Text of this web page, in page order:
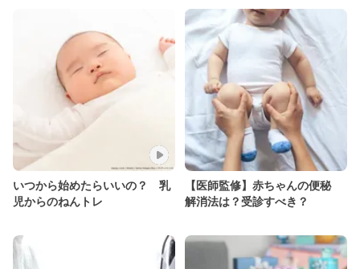
いつから始めたらいいの？ 乳
児からのねんトレ
【医師監修】赤ちゃんの便秘
解消法は？受診すべき？